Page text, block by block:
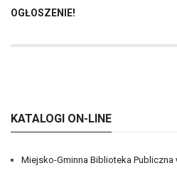
OGŁOSZENIE!
KATALOGI ON-LINE
Miejsko-Gminna Biblioteka Publiczna